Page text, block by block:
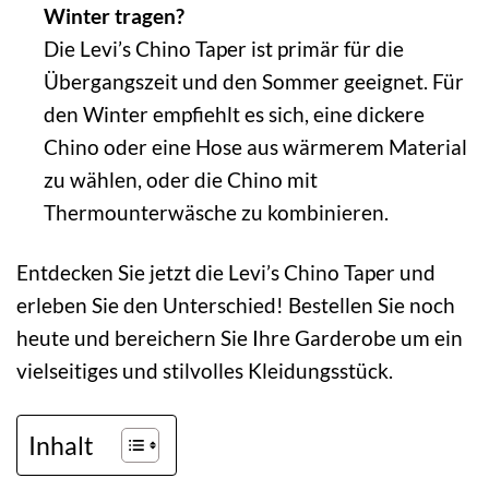
Winter tragen?
Die Levi’s Chino Taper ist primär für die
Übergangszeit und den Sommer geeignet. Für
den Winter empfiehlt es sich, eine dickere
Chino oder eine Hose aus wärmerem Material
zu wählen, oder die Chino mit
Thermounterwäsche zu kombinieren.
Entdecken Sie jetzt die Levi’s Chino Taper und
erleben Sie den Unterschied! Bestellen Sie noch
heute und bereichern Sie Ihre Garderobe um ein
vielseitiges und stilvolles Kleidungsstück.
Inhalt